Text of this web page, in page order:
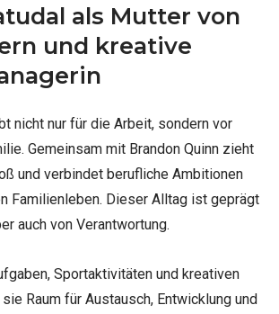
als Mutter von
und kreative
nicht nur für die Arbeit, sondern vor
Gemeinsam mit Brandon Quinn zieht
und verbindet berufliche Ambitionen
Familienleben. Dieser Alltag ist geprägt
auch von Verantwortung.
Sportaktivitäten und kreativen
Raum für Austausch, Entwicklung und